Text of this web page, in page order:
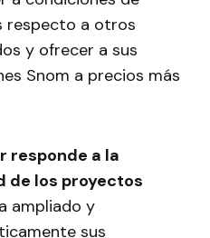
respecto a otros
y ofrecer a sus
Snom a precios más
responde a la
de los proyectos
ampliado y
sus